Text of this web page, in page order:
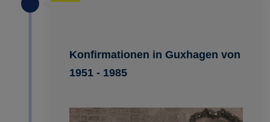
Konfirmationen in Guxhagen von
1951 - 1985